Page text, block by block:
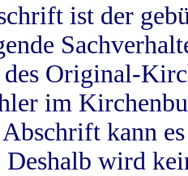
ist der
Original-
im
kann
Deshalb wird